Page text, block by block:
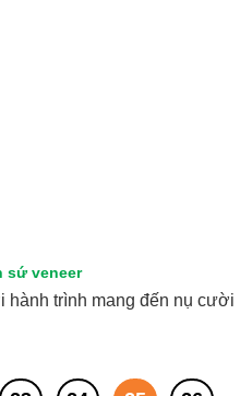
sứ veneer
hành trình mang đến nụ cười